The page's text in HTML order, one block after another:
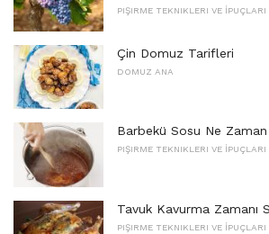
PIŞIRME TEKNIKLERI VE İPUÇLARI
Çin Domuz Tarifleri
DOMUZ ANA
Barbekü Sosu Ne Zaman
PIŞIRME TEKNIKLERI VE İPUÇLARI
Tavuk Kavurma Zamanı
PIŞIRME TEKNIKLERI VE İPUÇLARI